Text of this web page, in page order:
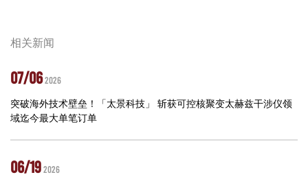
相关新闻
07/062026
突破海外技术壁垒！「太景科技」 斩获可控核聚变太赫兹干涉仪领
域迄今最大单笔订单
06/192026